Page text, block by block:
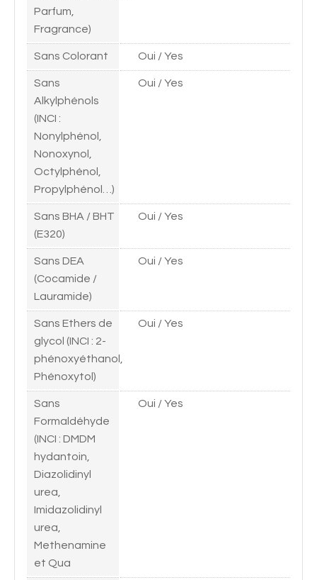
Parfum,
Fragrance)
Sans Colorant Oui / Yes
Sans
Alkylphénols
(INCI :
Nonylphénol,
Nonoxynol,
Octylphénol,
Propylphénol…)
Oui / Yes
Sans BHA / BHT
(E320)
Oui / Yes
Sans DEA
(Cocamide /
Lauramide)
Oui / Yes
Sans Ethers de
glycol (INCI : 2-
phénoxyéthanol,
Phénoxytol)
Oui / Yes
Sans
Formaldéhyde
(INCI : DMDM
hydantoin,
Diazolidinyl
urea,
Imidazolidinyl
urea,
Methenamine
et Qua
Oui / Yes